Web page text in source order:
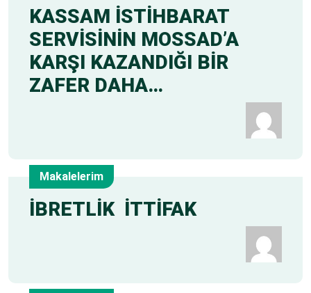
26
May
KASSAM İSTİHBARAT
SERVİSİNİN MOSSAD’A
KARŞI KAZANDIĞI BİR
ZAFER DAHA…
21
Makalelerim
İBRETLİK İTTİFAK